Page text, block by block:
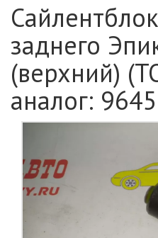
заднего
(верхний)
аналог: